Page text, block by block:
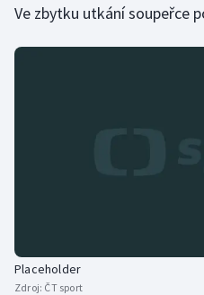
Olympijské hry
Rychlostní kanoistika
Ve zbytku utkání soupeřce
Placeholder
Zdroj: ČT sport